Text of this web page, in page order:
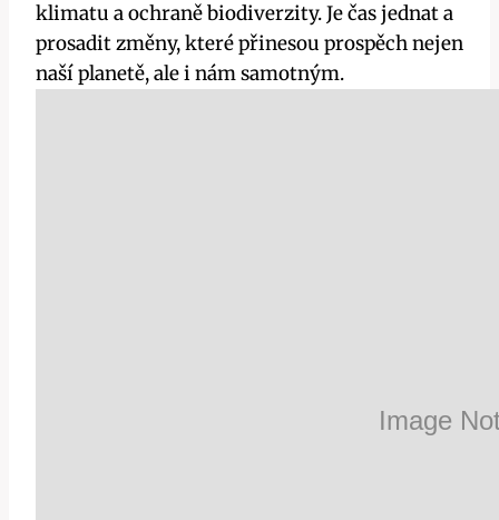
klimatu a ochraně biodiverzity. Je čas jednat a
prosadit změny, které přinesou prospěch nejen
naší planetě, ale i nám samotným.